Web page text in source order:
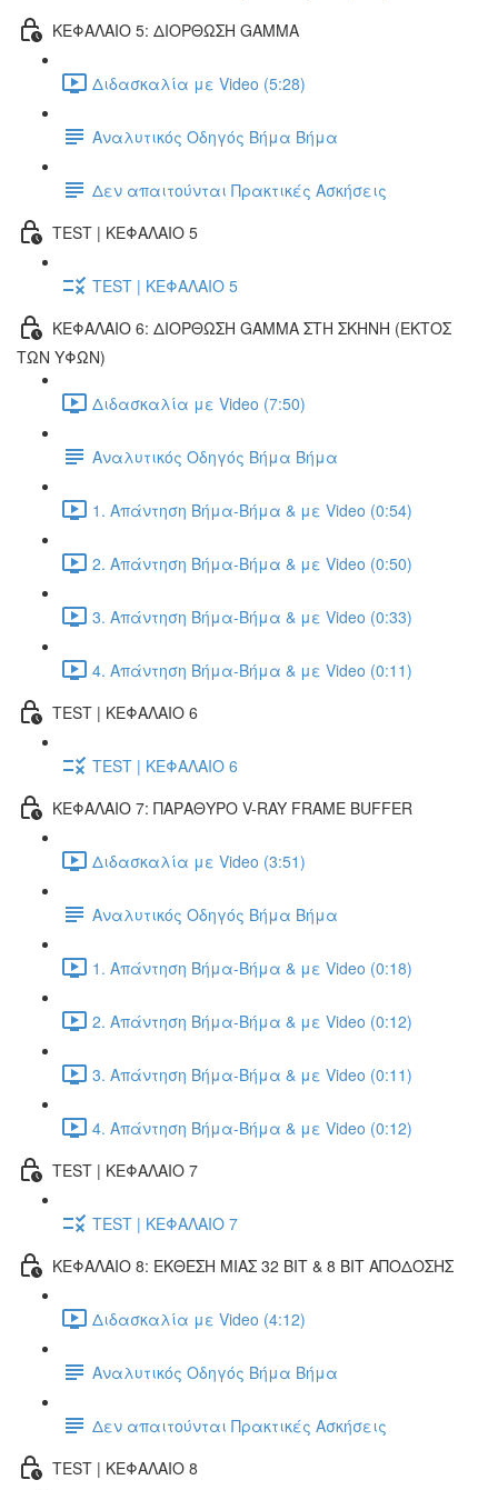
ΚΕΦΑΛΑΙΟ 5: ΔΙΟΡΘΩΣΗ GAMMA
Διδασκαλία με Video (5:28)
Αναλυτικός Οδηγός Βήμα Βήμα
Δεν απαιτούνται Πρακτικές Ασκήσεις
TEST | ΚΕΦΑΛΑΙΟ 5
TEST | ΚΕΦΑΛΑΙΟ 5
ΚΕΦΑΛΑΙΟ 6: ΔΙΟΡΘΩΣΗ GAMMA ΣΤΗ ΣΚΗΝΗ (ΕΚΤOΣ
ΤΩΝ ΥΦΩΝ)
Διδασκαλία με Video (7:50)
Αναλυτικός Οδηγός Βήμα Βήμα
1. Απάντηση Βήμα-Βήμα & με Video (0:54)
2. Απάντηση Βήμα-Βήμα & με Video (0:50)
3. Απάντηση Βήμα-Βήμα & με Video (0:33)
4. Απάντηση Βήμα-Βήμα & με Video (0:11)
TEST | ΚΕΦΑΛΑΙΟ 6
TEST | ΚΕΦΑΛΑΙΟ 6
ΚΕΦΑΛΑΙΟ 7: ΠΑΡΑΘΥΡΟ V-RAY FRAME BUFFER
Διδασκαλία με Video (3:51)
Αναλυτικός Οδηγός Βήμα Βήμα
1. Απάντηση Βήμα-Βήμα & με Video (0:18)
2. Απάντηση Βήμα-Βήμα & με Video (0:12)
3. Απάντηση Βήμα-Βήμα & με Video (0:11)
4. Απάντηση Βήμα-Βήμα & με Video (0:12)
TEST | ΚΕΦΑΛΑΙΟ 7
TEST | ΚΕΦΑΛΑΙΟ 7
ΚΕΦΑΛΑΙΟ 8: ΕΚΘΕΣΗ ΜΙΑΣ 32 BIT & 8 BIT ΑΠΟΔΟΣΗΣ
Διδασκαλία με Video (4:12)
Αναλυτικός Οδηγός Βήμα Βήμα
Δεν απαιτούνται Πρακτικές Ασκήσεις
TEST | ΚΕΦΑΛΑΙΟ 8